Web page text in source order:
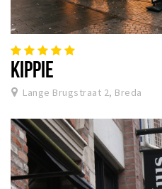
KIPPIE
Lange Brugstraat 2, Breda